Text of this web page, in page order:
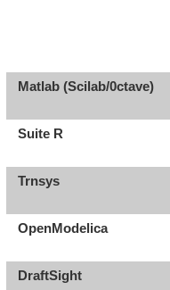
Matlab (Scilab/0ctave)
Suite R
Trnsys
OpenModelica
DraftSight